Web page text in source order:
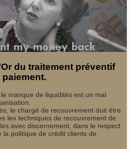
du traitement préventif
manque de liquidités est un mal
le chargé de recouvrement doit être
les techniques de recouvrement de
avec discernement, dans le respect
la politique de crédit clients de